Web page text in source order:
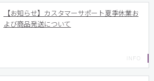
【お知らせ】カスタマーサポート夏季休業お
よび商品発送について